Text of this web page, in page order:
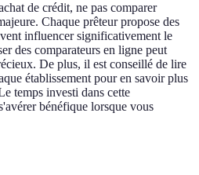
de crédit, ne pas comparer
Chaque prêteur propose des
influencer significativement le
des comparateurs en ligne peut
De plus, il est conseillé de lire
établissement pour en savoir plus
temps investi dans cette
bénéfique lorsque vous